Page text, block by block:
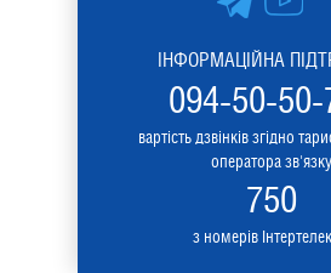
ІНФОРМАЦІЙНА
094-50-
вартість дзвінків згідно
оператора зв'язку
750
з номерів